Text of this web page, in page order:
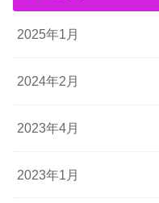
2025年1月
2024年2月
2023年4月
2023年1月